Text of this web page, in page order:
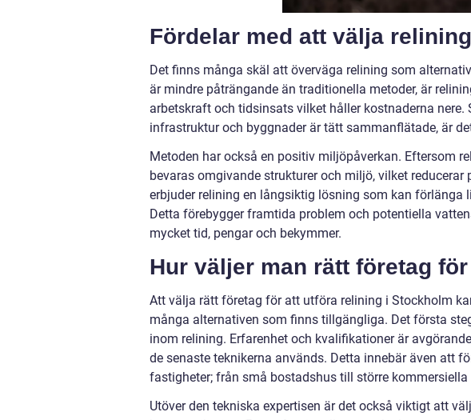
Fördelar med att välja relining
Det finns många skäl att överväga relining som
är mindre påträngande än traditionella metoder, är
arbetskraft och tidsinsats vilket håller kostnaderna
infrastruktur och byggnader är tätt sammanflätade, är
Metoden har också en positiv miljöpåverkan. Eftersom
bevaras omgivande strukturer och miljö, vilket
erbjuder relining en långsiktig lösning som kan
Detta förebygger framtida problem och potentiella
mycket tid, pengar och bekymmer.
Hur väljer man rätt företag
Att välja rätt företag för att utföra relining i Stockholm
många alternativen som finns tillgängliga. Det första
inom relining. Erfarenhet och kvalifikationer är
de senaste teknikerna används. Detta innebär även att
fastigheter; från små bostadshus till större kommersiella
Utöver den tekniska expertisen är det också viktigt att